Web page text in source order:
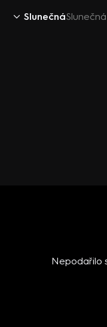
Slunečná
Nepodařilo